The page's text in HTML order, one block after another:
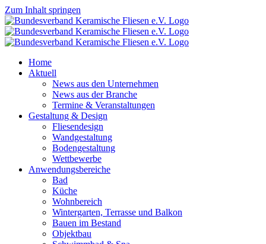
Zum Inhalt springen
Home
Aktuell
News aus den Unternehmen
News aus der Branche
Termine & Veranstaltungen
Gestaltung & Design
Fliesendesign
Wandgestaltung
Bodengestaltung
Wettbewerbe
Anwendungsbereiche
Bad
Küche
Wohnbereich
Wintergarten, Terrasse und Balkon
Bauen im Bestand
Objektbau